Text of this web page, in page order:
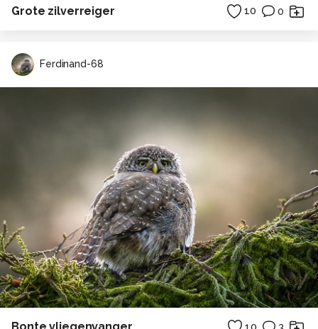
Grote zilverreiger 10 0
Ferdinand-68